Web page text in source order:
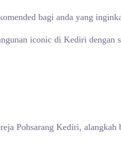
bagi anda yang
iconic di Kediri dengan
Pohsarang Kediri, alangkah